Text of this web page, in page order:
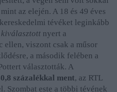
az elején. A 18 és 49 éves
tévéket leginkább
kiválasztott nyert a
ellen, viszont csak a műsor
a második felében a
választották. A
százalékkal ment, az RTL
Szombat este a többi tévének